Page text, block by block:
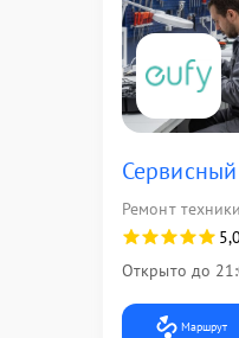
Ремонт
5,0
Открыто до
Маршрут